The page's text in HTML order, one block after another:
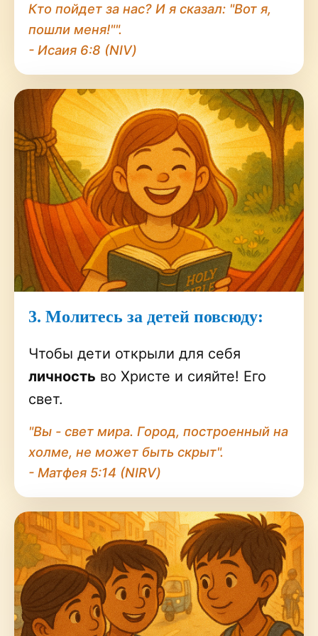
Кто пойдет за нас? И я сказал: "Вот я,
пошли меня!"".
- Исаия 6:8 (NIV)
3. Молитесь за детей повсюду:
Чтобы дети открыли для себя
личность во Христе и сияйте! Его
свет.
"Вы - свет мира. Город, построенный на
холме, не может быть скрыт".
- Матфея 5:14 (NIRV)